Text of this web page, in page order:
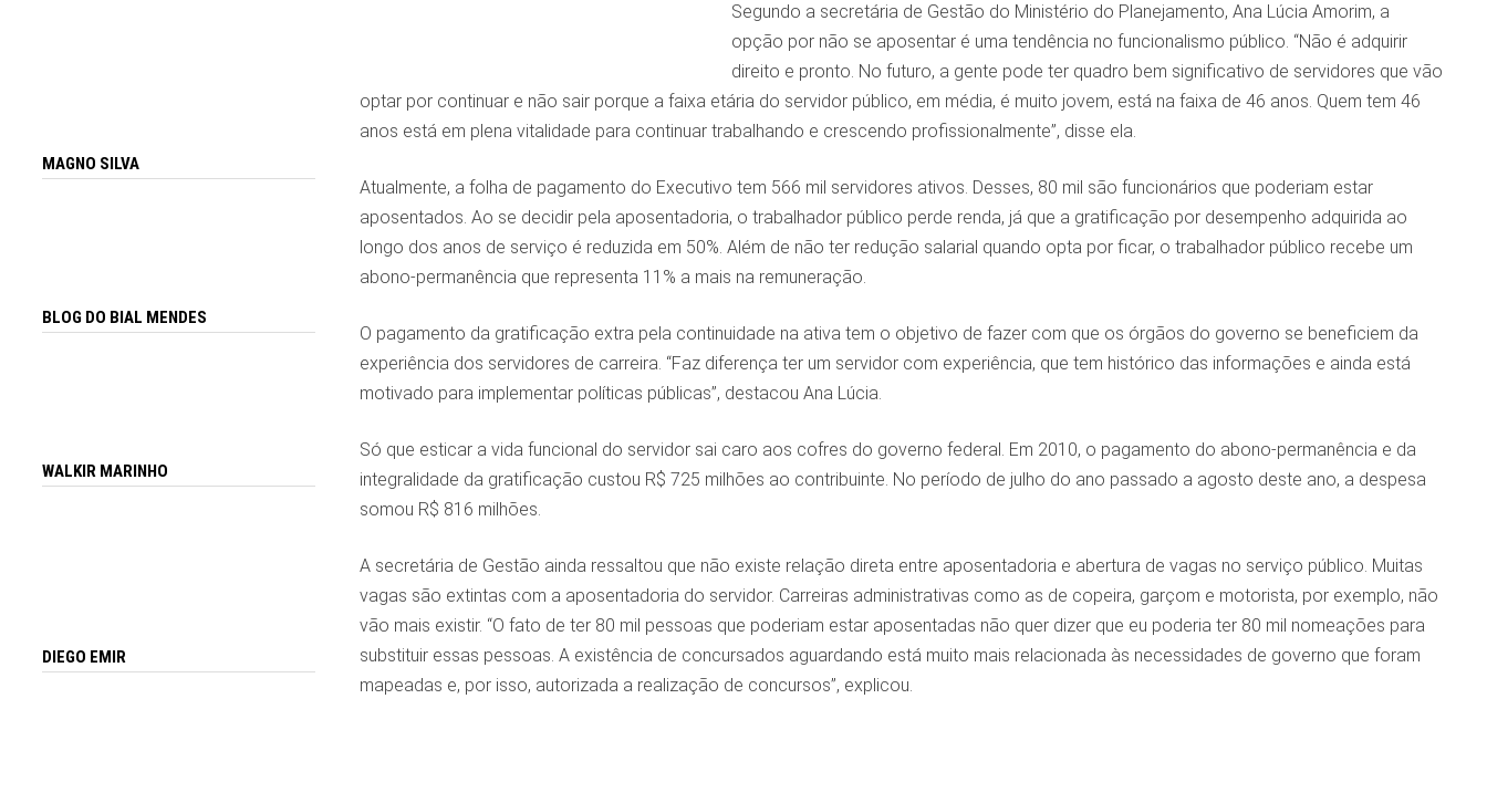
Segundo a secretária de Gestão do Ministério do Planejamento, Ana Lúcia Amorim, a
opção por não se aposentar é uma tendência no funcionalismo público. “Não é adquirir
direito e pronto. No futuro, a gente pode ter quadro bem significativo de servidores que vão
optar por continuar e não sair porque a faixa etária do servidor público, em média, é muito jovem, está na faixa de 46 anos. Quem tem 46
anos está em plena vitalidade para continuar trabalhando e crescendo profissionalmente”, disse ela.
Atualmente, a folha de pagamento do Executivo tem 566 mil servidores ativos. Desses, 80 mil são funcionários que poderiam estar
aposentados. Ao se decidir pela aposentadoria, o trabalhador público perde renda, já que a gratificação por desempenho adquirida ao
longo dos anos de serviço é reduzida em 50%. Além de não ter redução salarial quando opta por ficar, o trabalhador público recebe um
abono-permanência que representa 11% a mais na remuneração.
O pagamento da gratificação extra pela continuidade na ativa tem o objetivo de fazer com que os órgãos do governo se beneficiem da
experiência dos servidores de carreira. “Faz diferença ter um servidor com experiência, que tem histórico das informações e ainda está
motivado para implementar políticas públicas”, destacou Ana Lúcia.
Só que esticar a vida funcional do servidor sai caro aos cofres do governo federal. Em 2010, o pagamento do abono-permanência e da
integralidade da gratificação custou R$ 725 milhões ao contribuinte. No período de julho do ano passado a agosto deste ano, a despesa
somou R$ 816 milhões.
A secretária de Gestão ainda ressaltou que não existe relação direta entre aposentadoria e abertura de vagas no serviço público. Muitas
vagas são extintas com a aposentadoria do servidor. Carreiras administrativas como as de copeira, garçom e motorista, por exemplo, não
vão mais existir. “O fato de ter 80 mil pessoas que poderiam estar aposentadas não quer dizer que eu poderia ter 80 mil nomeações para
substituir essas pessoas. A existência de concursados aguardando está muito mais relacionada às necessidades de governo que foram
mapeadas e, por isso, autorizada a realização de concursos”, explicou.
MAGNO SILVA
BLOG DO BIAL MENDES
WALKIR MARINHO
DIEGO EMIR